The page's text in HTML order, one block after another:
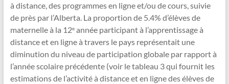
à distance, des programmes en ligne et/ou de cours, suivie
de près par l’Alberta. La proportion de 5.4% d’élèves de
maternelle à la 12eannée participant à l’apprentissage à
distance et en ligne à travers le pays représentait une
diminution du niveau de participation globale par rapport à
l’année scolaire précédente (voir le tableau 3 qui fournit les
estimations de l’activité à distance et en ligne des élèves de